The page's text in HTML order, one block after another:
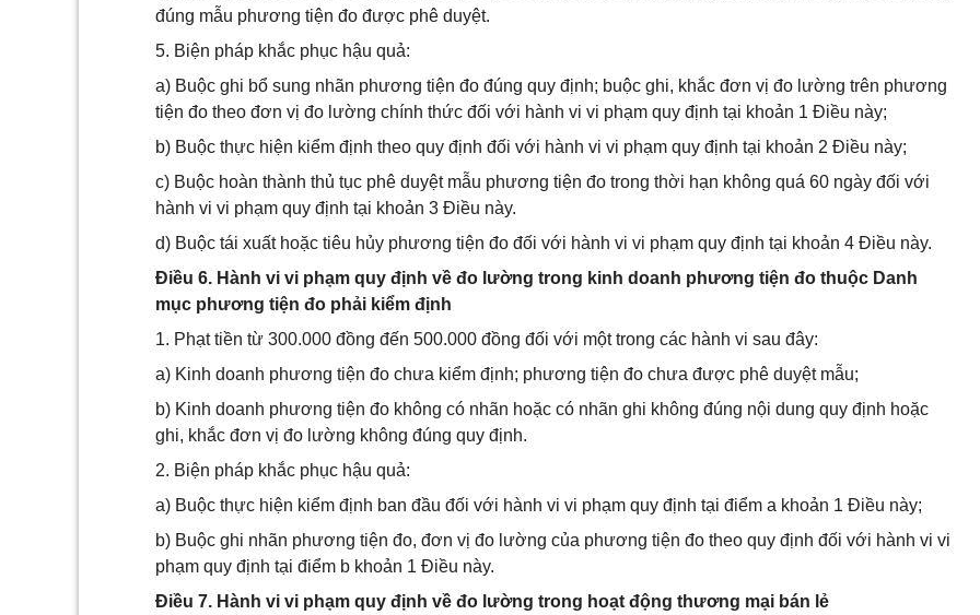
đúng mẫu phương tiện đo được phê duyệt.
5. Biện pháp khắc phục hậu quả:
a) Buộc ghi bổ sung nhãn phương tiện đo đúng quy định; buộc ghi, khắc đơn vị đo lường trên phương
tiện đo theo đơn vị đo lường chính thức đối với hành vi vi phạm quy định tại khoản 1 Điều này;
b) Buộc thực hiện kiểm định theo quy định đối với hành vi vi phạm quy định tại khoản 2 Điều này;
c) Buộc hoàn thành thủ tục phê duyệt mẫu phương tiện đo trong thời hạn không quá 60 ngày đối với
hành vi vi phạm quy định tại khoản 3 Điều này.
d) Buộc tái xuất hoặc tiêu hủy phương tiện đo đối với hành vi vi phạm quy định tại khoản 4 Điều này.
Điều 6. Hành vi vi phạm quy định về đo lường trong kinh doanh phương tiện đo thuộc Danh
mục phương tiện đo phải kiểm định
1. Phạt tiền từ 300.000 đồng đến 500.000 đồng đối với một trong các hành vi sau đây:
a) Kinh doanh phương tiện đo chưa kiểm định; phương tiện đo chưa được phê duyệt mẫu;
b) Kinh doanh phương tiện đo không có nhãn hoặc có nhãn ghi không đúng nội dung quy định hoặc
ghi, khắc đơn vị đo lường không đúng quy định.
2. Biện pháp khắc phục hậu quả:
a) Buộc thực hiện kiểm định ban đầu đối với hành vi vi phạm quy định tại điểm a khoản 1 Điều này;
b) Buộc ghi nhãn phương tiện đo, đơn vị đo lường của phương tiện đo theo quy định đối với hành vi vi
phạm quy định tại điểm b khoản 1 Điều này.
Điều 7. Hành vi vi phạm quy định về đo lường trong hoạt động thương mại bán lẻ